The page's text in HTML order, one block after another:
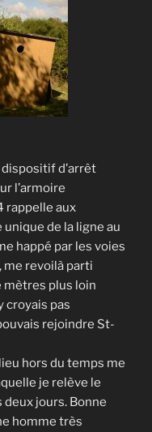
dispositif d’arrêt
l’armoire
rappelle aux
de la ligne au
happé par les voies
revoilà parti
mètres plus loin
croyais pas
rejoindre St-
hors du temps me
je relève le
jours. Bonne
homme très